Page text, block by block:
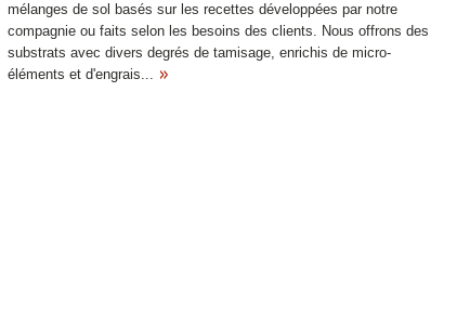
mélanges de sol basés sur les recettes développées par notre
compagnie ou faits selon les besoins des clients. Nous offrons des
substrats avec divers degrés de tamisage, enrichis de micro-
éléments et d'engrais...